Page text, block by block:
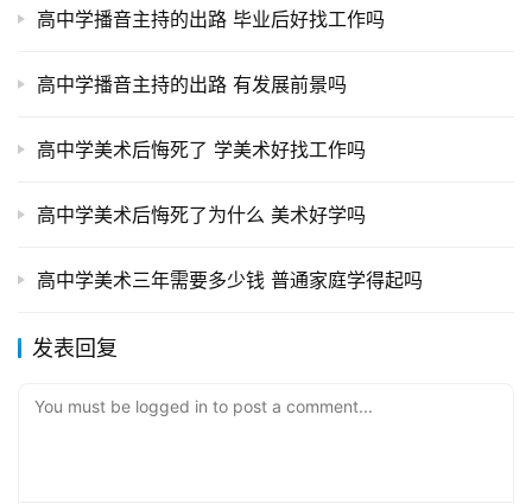
高中学播音主持的出路 毕业后好找工作吗
高中学播音主持的出路 有发展前景吗
高中学美术后悔死了 学美术好找工作吗
高中学美术后悔死了为什么 美术好学吗
高中学美术三年需要多少钱 普通家庭学得起吗
发表回复
You must be logged in to post a comment...